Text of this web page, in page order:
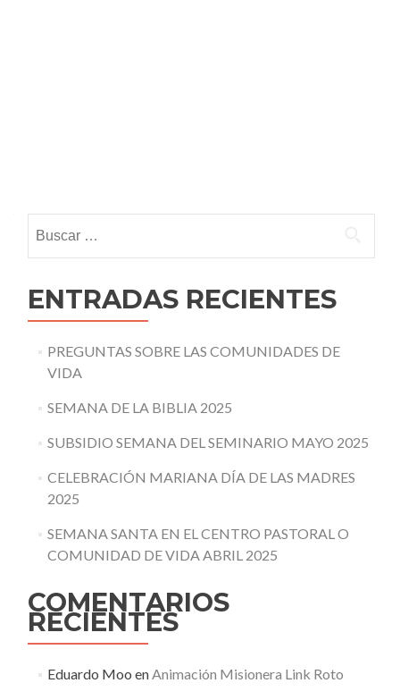
ENTRADAS RECIENTES
PREGUNTAS SOBRE LAS COMUNIDADES DE
VIDA
SEMANA DE LA BIBLIA 2025
SUBSIDIO SEMANA DEL SEMINARIO MAYO 2025
CELEBRACIÓN MARIANA DÍA DE LAS MADRES
2025
SEMANA SANTA EN EL CENTRO PASTORAL O
COMUNIDAD DE VIDA ABRIL 2025
COMENTARIOS
RECIENTES
Eduardo Moo enAnimación Misionera Link Roto